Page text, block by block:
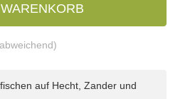
auf Hecht, Zander und